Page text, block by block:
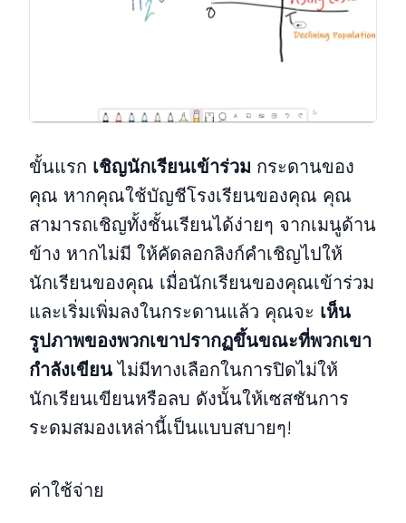
ขั้นแรก เชิญนักเรียนเข้าร่วม กระดานของ
คุณ หากคุณใช้บัญชีโรงเรียนของคุณ คุณ
สามารถเชิญทั้งชั้นเรียนได้ง่ายๆ จากเมนูด้าน
ข้าง หากไม่มี ให้คัดลอกลิงก์คำเชิญไปให้
นักเรียนของคุณ เมื่อนักเรียนของคุณเข้าร่วม
และเริ่มเพิ่มลงในกระดานแล้ว คุณจะ เห็น
รูปภาพของพวกเขาปรากฏขึ้นขณะที่พวกเขา
กำลังเขียน ไม่มีทางเลือกในการปิดไม่ให้
นักเรียนเขียนหรือลบ ดังนั้นให้เซสชันการ
ระดมสมองเหล่านี้เป็นแบบสบายๆ!
ค่าใช้จ่าย